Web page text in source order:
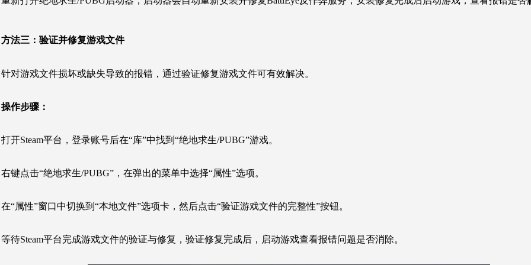
方法三： 验证并修复游戏文件
针对游戏文件损坏或缺失导致的报错，通过验证修复游戏文件可有效解决。
操作步骤：
打开Steam平台，登录账号后在“库”中找到“绝地求生/PUBG”游戏。
右键点击“绝地求生/PUBG”，在弹出的菜单中选择“属性”选项。
在“属性”窗口中切换到“本地文件”选项卡，然后点击“验证游戏文件的完整性”按钮。
等待Steam平台完成游戏文件的验证与修复，验证修复完成后，启动游戏查看报错问题是否消除。